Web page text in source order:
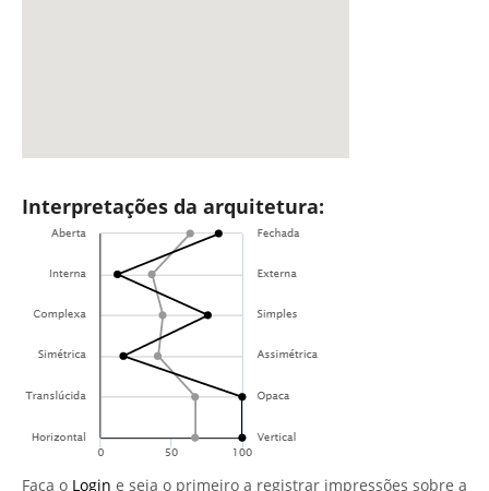
Interpretações da arquitetura:
Faça o Login e seja o primeiro a registrar impressões sobre a